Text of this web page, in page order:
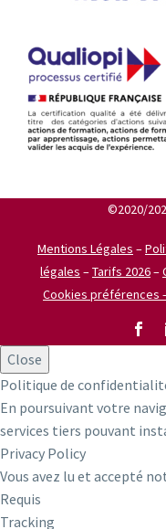
©2020/
Mentions Légales –
légales –Tarifs 2026–
Cookies préférences
Close
Politique de
En poursuivant votre
services tiers pouvant
Privacy Policy
Vous avez lu et accepté
Requis
Tracking